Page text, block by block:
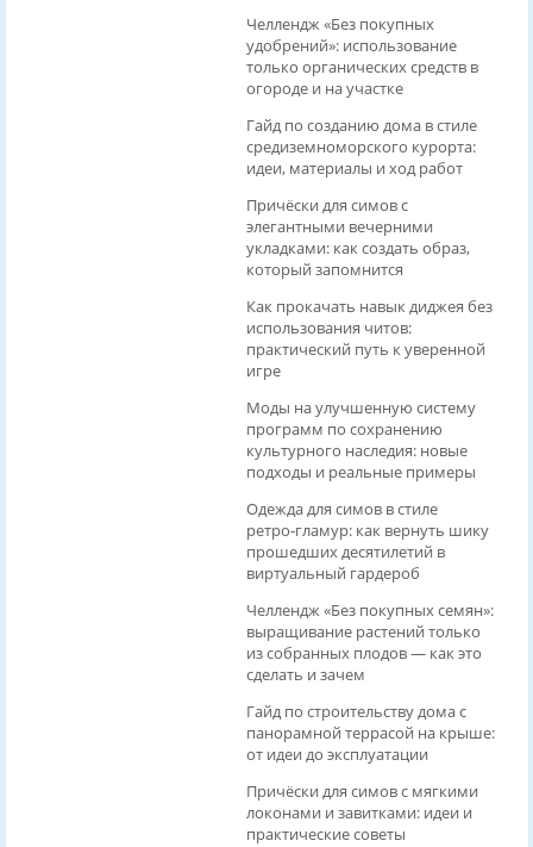
Челлендж «Без покупных
удобрений»: использование
только органических средств в
огороде и на участке
Гайд по созданию дома в стиле
средиземноморского курорта:
идеи, материалы и ход работ
Причёски для симов с
элегантными вечерними
укладками: как создать образ,
который запомнится
Как прокачать навык диджея без
использования читов:
практический путь к уверенной
игре
Моды на улучшенную систему
программ по сохранению
культурного наследия: новые
подходы и реальные примеры
Одежда для симов в стиле
ретро‑гламур: как вернуть шику
прошедших десятилетий в
виртуальный гардероб
Челлендж «Без покупных семян»:
выращивание растений только
из собранных плодов — как это
сделать и зачем
Гайд по строительству дома с
панорамной террасой на крыше:
от идеи до эксплуатации
Причёски для симов с мягкими
локонами и завитками: идеи и
практические советы